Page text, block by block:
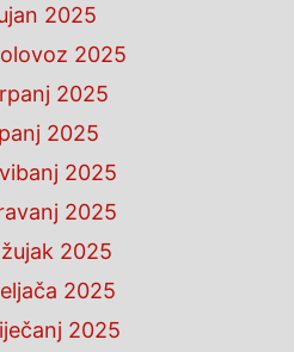
2025
2025
2025
2025
2025
2025
2025
2025
2025